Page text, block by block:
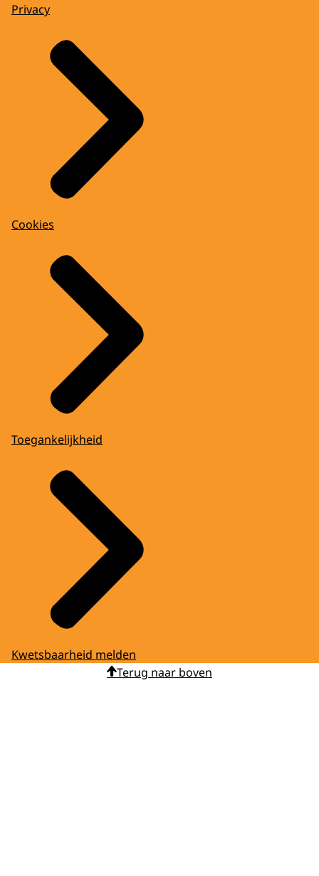
Privacy
Cookies
Toegankelijkheid
Kwetsbaarheid melden
Terug naar boven